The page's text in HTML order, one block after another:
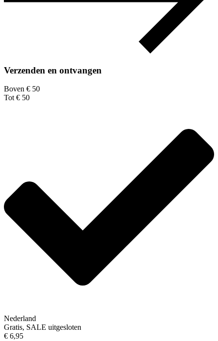
Verzenden en ontvangen
Boven € 50
Tot € 50
Nederland
Gratis, SALE uitgesloten
€ 6,95